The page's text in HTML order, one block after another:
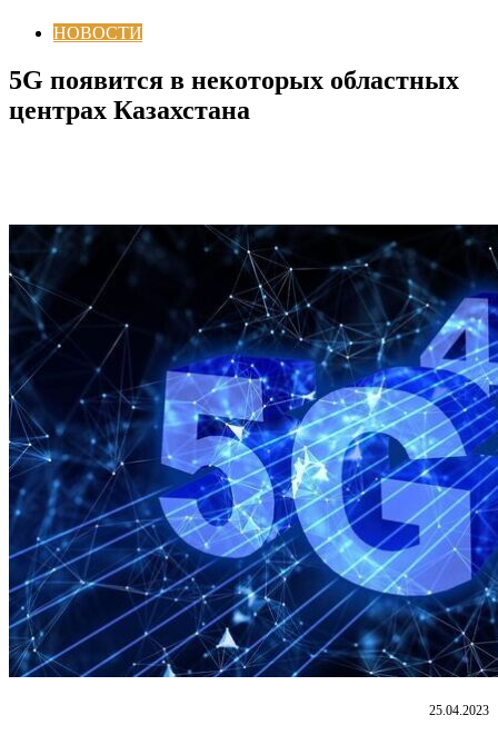
НОВОСТИ
5G появится в некоторых областных
центрах Казахстана
25.04.2023